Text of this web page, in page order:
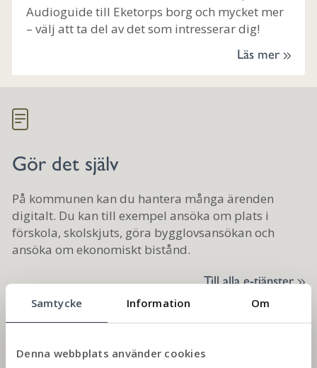
Samtycke Information Om
Denna webbplats använder cookies
Audioguide till Eketorps borg och mycket mer
– välj att ta del av det som intresserar dig!
Läs mer
Gör det själv
På kommunen kan du hantera många ärenden
digitalt. Du kan till exempel ansöka om plats i
förskola, skolskjuts, göra bygglovsansökan och
ansöka om ekonomiskt bistånd.
Till alla e-tjänster
Var med och påverka